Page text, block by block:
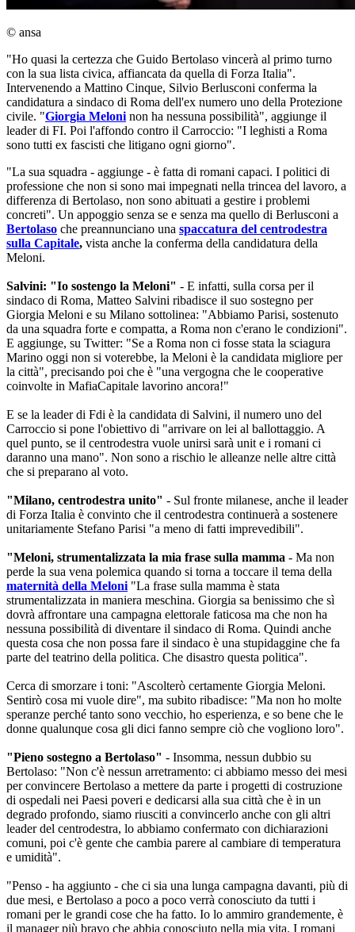
© ansa
"Ho quasi la certezza che Guido Bertolaso vincerà al primo turno
con la sua lista civica, affiancata da quella di Forza Italia".
Intervenendo a Mattino Cinque, Silvio Berlusconi conferma la
candidatura a sindaco di Roma dell'ex numero uno della Protezione
civile. "Giorgia Meloni non ha nessuna possibilità", aggiunge il
leader di FI. Poi l'affondo contro il Carroccio: "I leghisti a Roma
sono tutti ex fascisti che litigano ogni giorno".
"La sua squadra - aggiunge - è fatta di romani capaci. I politici di
professione che non si sono mai impegnati nella trincea del lavoro, a
differenza di Bertolaso, non sono abituati a gestire i problemi
concreti". Un appoggio senza se e senza ma quello di Berlusconi a
Bertolaso che preannunciano una spaccatura del centrodestra
sulla Capitale, vista anche la conferma della candidatura della
Meloni.
Salvini: "Io sostengo la Meloni" - E infatti, sulla corsa per il
sindaco di Roma, Matteo Salvini ribadisce il suo sostegno per
Giorgia Meloni e su Milano sottolinea: "Abbiamo Parisi, sostenuto
da una squadra forte e compatta, a Roma non c'erano le condizioni".
E aggiunge, su Twitter: "Se a Roma non ci fosse stata la sciagura
Marino oggi non si voterebbe, la Meloni è la candidata migliore per
la città", precisando poi che è "una vergogna che le cooperative
coinvolte in MafiaCapitale lavorino ancora!"
E se la leader di Fdi è la candidata di Salvini, il numero uno del
Carroccio si pone l'obiettivo di "arrivare on lei al ballottaggio. A
quel punto, se il centrodestra vuole unirsi sarà unit e i romani ci
daranno una mano". Non sono a rischio le alleanze nelle altre città
che si preparano al voto.
"Milano, centrodestra unito" - Sul fronte milanese, anche il leader
di Forza Italia è convinto che il centrodestra continuerà a sostenere
unitariamente Stefano Parisi "a meno di fatti imprevedibili".
"Meloni, strumentalizzata la mia frase sulla mamma - Ma non
perde la sua vena polemica quando si torna a toccare il tema della
maternità della Meloni "La frase sulla mamma è stata
strumentalizzata in maniera meschina. Giorgia sa benissimo che sì
dovrà affrontare una campagna elettorale faticosa ma che non ha
nessuna possibilità di diventare il sindaco di Roma. Quindi anche
questa cosa che non possa fare il sindaco è una stupidaggine che fa
parte del teatrino della politica. Che disastro questa politica".
Cerca di smorzare i toni: "Ascolterò certamente Giorgia Meloni.
Sentirò cosa mi vuole dire", ma subito ribadisce: "Ma non ho molte
speranze perché tanto sono vecchio, ho esperienza, e so bene che le
donne qualunque cosa gli dici fanno sempre ciò che vogliono loro".
"Pieno sostegno a Bertolaso" - Insomma, nessun dubbio su
Bertolaso: "Non c'è nessun arretramento: ci abbiamo messo dei mesi
per convincere Bertolaso a mettere da parte i progetti di costruzione
di ospedali nei Paesi poveri e dedicarsi alla sua città che è in un
degrado profondo, siamo riusciti a convincerlo anche con gli altri
leader del centrodestra, lo abbiamo confermato con dichiarazioni
comuni, poi c'è gente che cambia parere al cambiare di temperatura
e umidità".
"Penso - ha aggiunto - che ci sia una lunga campagna davanti, più di
due mesi, e Bertolaso a poco a poco verrà conosciuto da tutti i
romani per le grandi cose che ha fatto. Io lo ammiro grandemente, è
il manager più bravo che abbia conosciuto nella mia vita. I romani